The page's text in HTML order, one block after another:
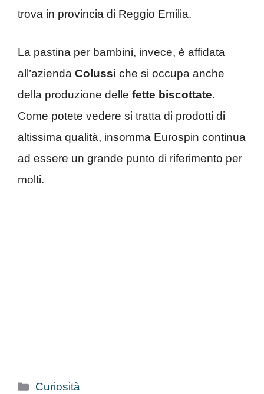
trova in provincia di Reggio Emilia.
La pastina per bambini, invece, è affidata
all’azienda Colussi che si occupa anche
della produzione delle fette biscottate.
Come potete vedere si tratta di prodotti di
altissima qualità, insomma Eurospin continua
ad essere un grande punto di riferimento per
molti.
Categorie
Curiosità